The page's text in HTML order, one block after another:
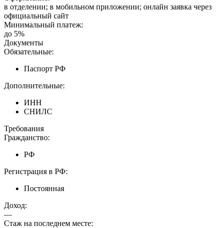
в отделении; в мобильном приложении; онлайн заявка через
официальный сайт
Минимальный платеж:
до 5%
Документы
Обязательные:
Паспорт РФ
Дополнительные:
ИНН
СНИЛС
Требования
Гражданство:
РФ
Регистрация в РФ:
Постоянная
Доход:
—
Стаж на последнем месте: